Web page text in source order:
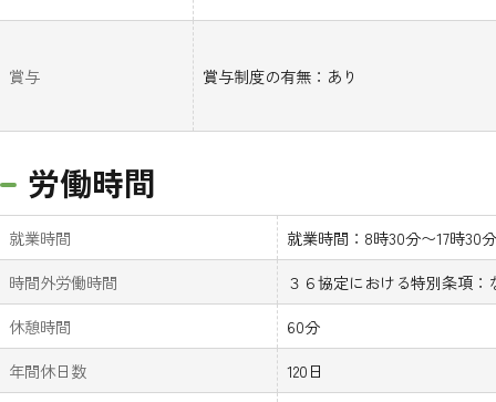
賞与 賞与制度の有無：あり
労働時間
就業時間
就業時間：8時30分〜17時30分
時間外労働時間
３６協定における特別条項：
休憩時間
60分
年間休日数
120日